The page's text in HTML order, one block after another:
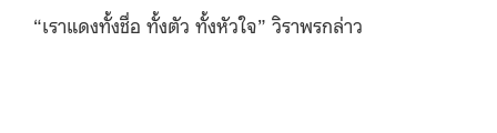
“เราแดงทั้งชื่อ ทั้งตัว ทั้งหัวใจ” วิราพรกล่าว